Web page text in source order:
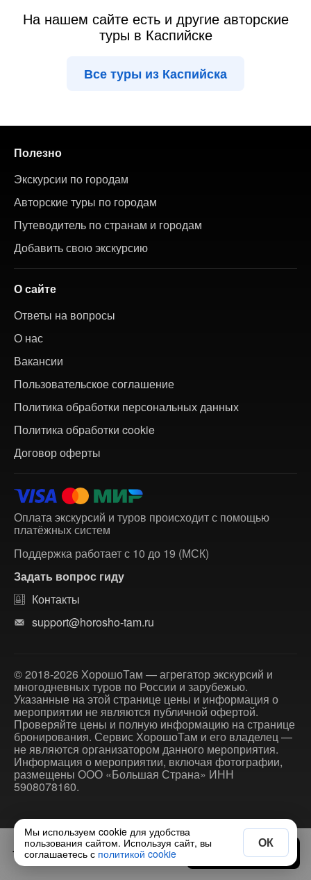
На нашем сайте есть и другие авторские
туры в Каспийске
Все туры из Каспийска
133 000 ₽за человека Выбрать дату
Полезно
Экскурсии по городам
Авторские туры по городам
Путеводитель по странам и городам
Добавить свою экскурсию
О сайте
Ответы на вопросы
О нас
Вакансии
Пользовательское соглашение
Политика обработки персональных данных
Политика обработки cookie
Договор оферты
Оплата экскурсий и туров происходит с помощью
платёжных систем
Поддержка работает с 10 до 19 (МСК)
Задать вопрос гиду
Контакты
support@horosho-tam.ru
© 2018-2026 ХорошоТам — агрегатор экскурсий и
многодневных туров по России и зарубежью.
Указанные на этой странице цены и информация о
мероприятии не являются публичной офертой.
Проверяйте цены и полную информацию на странице
бронирования. Сервис ХорошоТам и его владелец —
не являются организатором данного мероприятия.
Информация о мероприятии, включая фотографии,
размещены ООО «Большая Страна» ИНН
5908078160.
Мы используем cookie для удобства
пользования сайтом. Используя сайт, вы
соглашаетесь с политикой cookie
ОК